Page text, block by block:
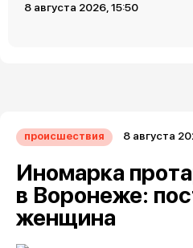
8 августа 2026, 15:50
происшествия 8 августа
Иномарка
в Воронеже:
женщина